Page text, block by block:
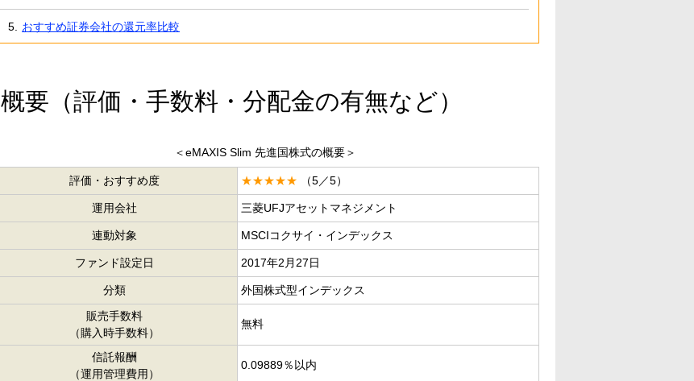
おすすめ証券会社の還元率比較
概要（評価・手数料・分配金の有無など）
＜eMAXIS Slim 先進国株式の概要＞
評価・おすすめ度 ★★★★★ （5／5）
運用会社 三菱UFJアセットマネジメント
連動対象 MSCIコクサイ・インデックス
ファンド設定日 2017年2月27日
分類
外国株式型インデックス
販売手数料
（購入時手数料）
無料
信託報酬
（運用管理費用）
0.09889％以内